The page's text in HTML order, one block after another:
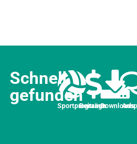
Schnell
gefunden
Sportprogramm
BeiträgeDownloads